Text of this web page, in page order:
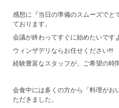
感想に『当日の準備のスムーズでと
ております。
会議が終わってすぐに始めたいです
ウィンザデリならお任せください!!!
経験豊富なスタッフが、ご希望の時
会食中には多くの方から「料理がお
ただきました。